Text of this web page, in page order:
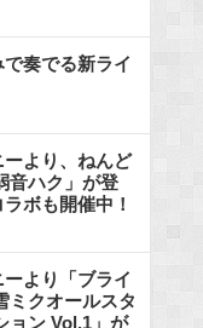
奏でる新ライ
より、ねんど
音ハク」が登
ボも開催中！
より「ブライ
ミクオールスタ
ョン Vol.1」が